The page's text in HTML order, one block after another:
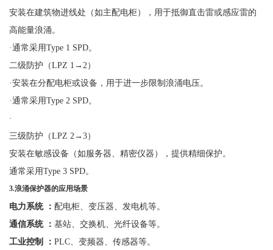
安装在建筑物进线处（如主配电柜），用于抵御直击雷或感应雷的
高能量浪涌。
·通常采用Type 1 SPD。
二级防护（LPZ 1 → 2）
·安装在分配电柜或设备，用于进一步限制浪涌电压。
·通常采用Type 2 SPD。
·
三级防护（LPZ 2→3）
安装在敏感设备（如服务器、精密仪器），提供精细保护。
通常采用Type 3 SPD。
3.浪涌保护器的应用场景
电力系统 ： 配电柜、变压器、发电机等。
通信系统
： 基站、交换机、光纤设备等。
工业控制
： PLC、变频器、传感器等。